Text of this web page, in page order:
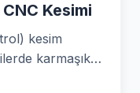
Kesimi
kesim
karmaşık